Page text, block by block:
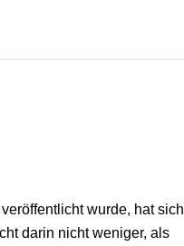
wurde, hat sich
darin nicht weniger, als